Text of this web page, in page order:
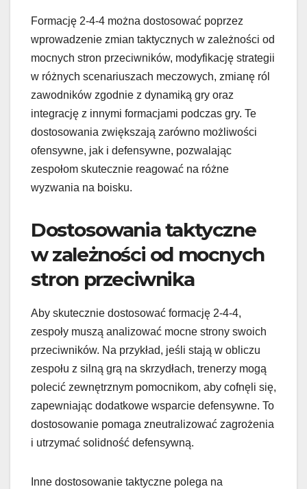
Formację 2-4-4 można dostosować poprzez
wprowadzenie zmian taktycznych w zależności od
mocnych stron przeciwników, modyfikację strategii
w różnych scenariuszach meczowych, zmianę ról
zawodników zgodnie z dynamiką gry oraz
integrację z innymi formacjami podczas gry. Te
dostosowania zwiększają zarówno możliwości
ofensywne, jak i defensywne, pozwalając
zespołom skutecznie reagować na różne
wyzwania na boisku.
Dostosowania taktyczne
w zależności od mocnych
stron przeciwnika
Aby skutecznie dostosować formację 2-4-4,
zespoły muszą analizować mocne strony swoich
przeciwników. Na przykład, jeśli stają w obliczu
zespołu z silną grą na skrzydłach, trenerzy mogą
polecić zewnętrznym pomocnikom, aby cofnęli się,
zapewniając dodatkowe wsparcie defensywne. To
dostosowanie pomaga zneutralizować zagrożenia
i utrzymać solidność defensywną.
Inne dostosowanie taktyczne polega na